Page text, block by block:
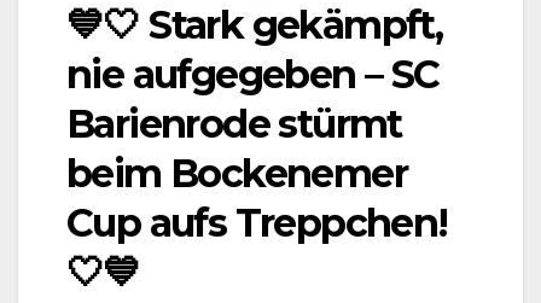
💙🤍 Stark gekämpft,
nie aufgegeben – SC
Barienrode stürmt
beim Bockenemer
Cup aufs Treppchen!
🤍💙